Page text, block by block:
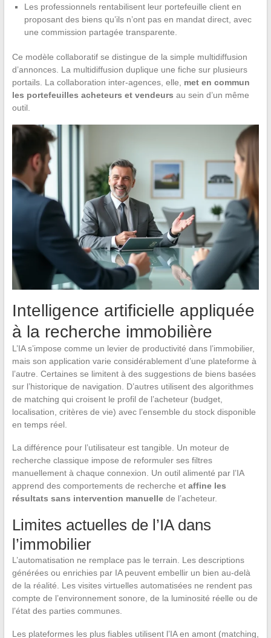
Les professionnels rentabilisent leur portefeuille client en
proposant des biens qu’ils n’ont pas en mandat direct, avec
une commission partagée transparente.
Ce modèle collaboratif se distingue de la simple multidiffusion
d’annonces. La multidiffusion duplique une fiche sur plusieurs
portails. La collaboration inter-agences, elle, met en commun
les portefeuilles acheteurs et vendeurs au sein d’un même
outil.
Intelligence artificielle appliquée
à la recherche immobilière
L’IA s’impose comme un levier de productivité dans l’immobilier,
mais son application varie considérablement d’une plateforme à
l’autre. Certaines se limitent à des suggestions de biens basées
sur l’historique de navigation. D’autres utilisent des algorithmes
de matching qui croisent le profil de l’acheteur (budget,
localisation, critères de vie) avec l’ensemble du stock disponible
en temps réel.
La différence pour l’utilisateur est tangible. Un moteur de
recherche classique impose de reformuler ses filtres
manuellement à chaque connexion. Un outil alimenté par l’IA
apprend des comportements de recherche et affine les
résultats sans intervention manuellede l’acheteur.
Limites actuelles de l’IA dans
l’immobilier
L’automatisation ne remplace pas le terrain. Les descriptions
générées ou enrichies par IA peuvent embellir un bien au-delà
de la réalité. Les visites virtuelles automatisées ne rendent pas
compte de l’environnement sonore, de la luminosité réelle ou de
l’état des parties communes.
Les plateformes les plus fiables utilisent l’IA en amont (matching,